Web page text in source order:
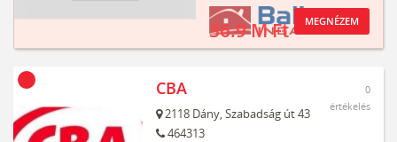
36.9 M Ft MEGNÉZEM
CBA
2118 Dány,Szabadság út 43
464313
0
értékelés